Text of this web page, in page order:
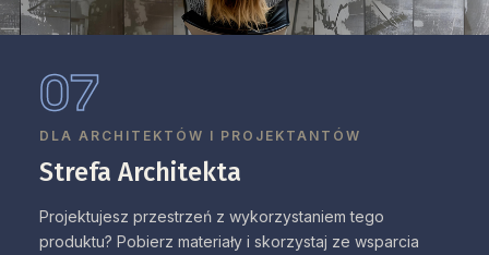
07
DLA ARCHITEKTÓW I PROJEKTANTÓW
Strefa Architekta
Projektujesz przestrzeń z wykorzystaniem tego
produktu? Pobierz materiały i skorzystaj ze wsparcia